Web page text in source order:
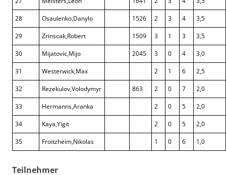
28 Osaulenko,Danylo 1526 2 3 4 3,5
29 Zrinscak,Robert 1509 3 1 3 3,5
30 Mijatovic,Mijo 2045 3 0 4 3,0
31 Westerwick,Max 2 1 6 2,5
32 Rezekulov,Volodymyr 863 2 0 7 2,0
33 Hermanns,Aranka 2 0 5 2,0
34 Kaya,Yigit 2 0 5 2,0
35 Froitzheim,Nikolas 1 0 6 1,0
Teilnehmer